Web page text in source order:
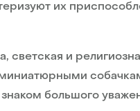
их
светская и
большого